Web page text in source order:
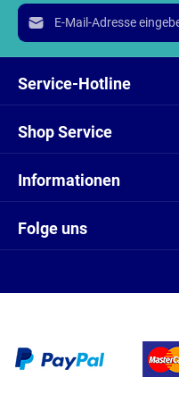
E-Mail-Adresse*
Ich habe die
einverstanden.
Folge uns
Service-Hotline
Shop Service
Informationen